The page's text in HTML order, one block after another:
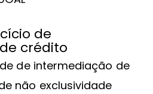
de
crédito
de intermediação de
não exclusividade